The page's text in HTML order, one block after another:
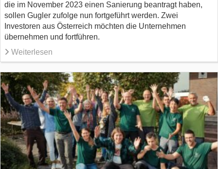
die im November 2023 einen Sanierung beantragt haben,
sollen Gugler zufolge nun fortgeführt werden. Zwei
Investoren aus Österreich möchten die Unternehmen
übernehmen und fortführen.
Weiterlesen